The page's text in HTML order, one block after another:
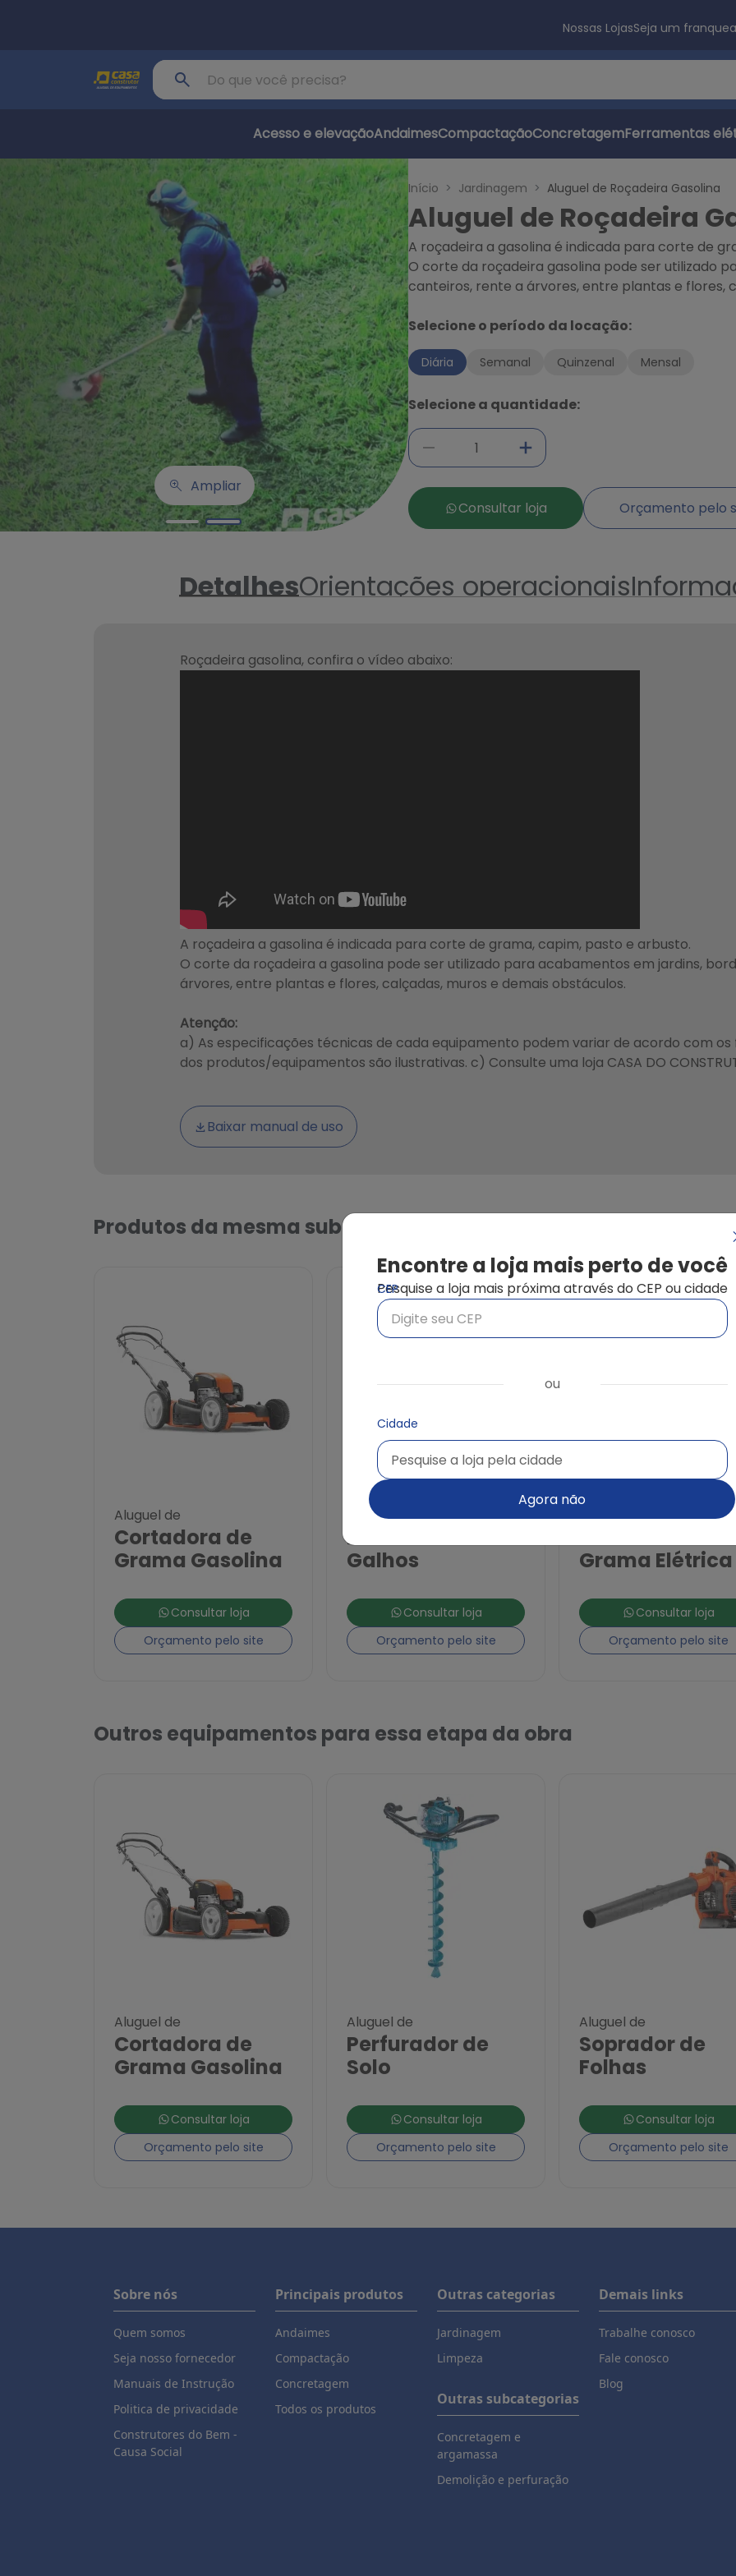
Nossas LojasSeja um
Buscar produtos
Acesso e elevaçãoAndaimesCompactaçãoConcretagemFerramentas
Ampliar
Início Jardinagem Aluguel de Roçadeira Gasolina
Aluguel de Roçadeira
A roçadeira a gasolina é indicada para corte de
O corte da roçadeira gasolina pode ser utilizado
canteiros, rente a árvores, entre plantas e flores,
Selecione o período da locação:
Diária Semanal Quinzenal Mensal
Selecione a quantidade:
Consultar loja Orçamento pelo
DetalhesOrientações operacionais
Roçadeira gasolina, confira o vídeo abaixo:
A roçadeira a gasolina é indicada para corte de grama, capim, pasto e arbusto.
O corte da roçadeira a gasolina pode ser utilizado para acabamentos em jardins,
árvores, entre plantas e flores, calçadas, muros e demais obstáculos.
Atenção:
a) As especificações técnicas de cada equipamento podem variar de acordo com
dos produtos/equipamentos são ilustrativas. c) Consulte uma loja CASA DO
Baixar manual de uso
Produtos da mesma subcategoria
Aluguel de
Cortadora de
Grama Gasolina
Consultar loja
Orçamento pelo site
Aluguel de
Podador de
Galhos
Consultar loja
Orçamento pelo site
Aluguel de
Grama Elétrica
Consultar loja
Orçamento pelo site
Outros equipamentos para essa etapa da obra
Aluguel de
Cortadora de
Grama Gasolina
Consultar loja
Orçamento pelo site
Aluguel de
Perfurador de
Solo
Consultar loja
Orçamento pelo site
Aluguel de
Soprador de
Folhas
Consultar loja
Orçamento pelo site
Encontre a loja mais perto de você
Pesquise a loja mais próxima através do CEP ou cidade
CEP
ou
Cidade
Pesquise a loja pela cidade
Pesquise a loja pela cidade
Agora não
Sobre nós
Quem somos
Seja nosso fornecedor
Manuais de Instrução
Politica de privacidade
Construtores do Bem -
Causa Social
Principais produtos
Andaimes
Compactação
Concretagem
Todos os produtos
Outras categorias
Jardinagem
Limpeza
Outras subcategorias
Concretagem e
argamassa
Demolição e perfuração
Demais links
Trabalhe conosco
Fale conosco
Blog